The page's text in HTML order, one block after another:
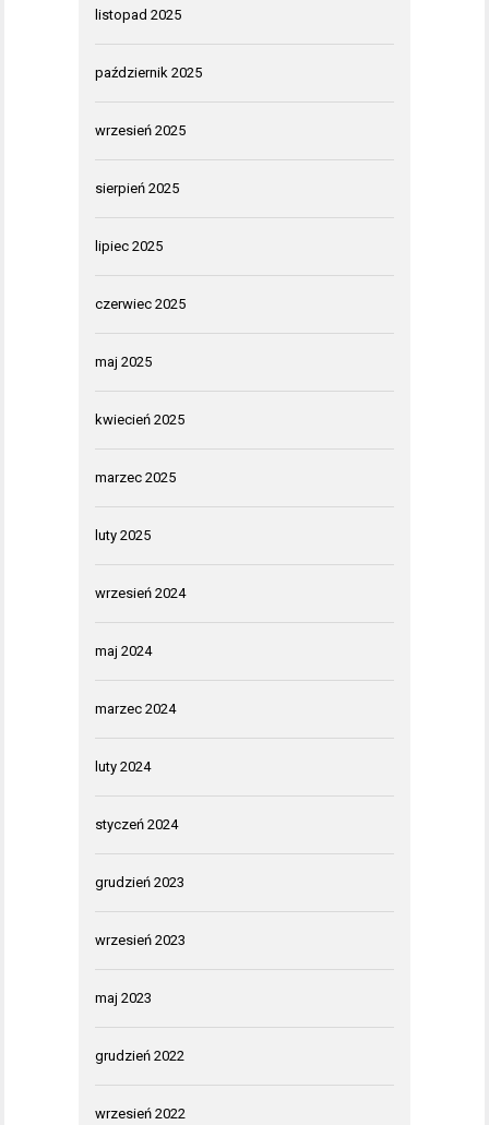
listopad 2025
październik 2025
wrzesień 2025
sierpień 2025
lipiec 2025
czerwiec 2025
maj 2025
kwiecień 2025
marzec 2025
luty 2025
wrzesień 2024
maj 2024
marzec 2024
luty 2024
styczeń 2024
grudzień 2023
wrzesień 2023
maj 2023
grudzień 2022
wrzesień 2022